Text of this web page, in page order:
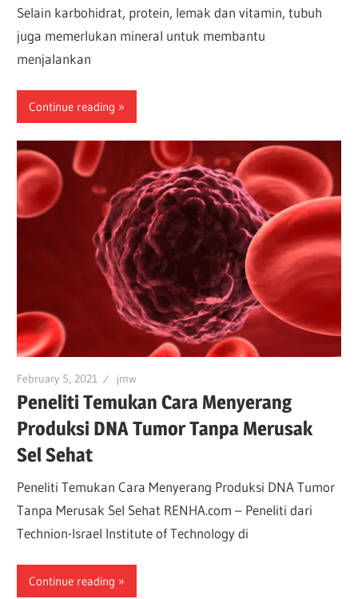
Selain karbohidrat, protein, lemak dan vitamin, tubuh
juga memerlukan mineral untuk membantu
menjalankan
Continue reading
February 5, 2021 jmw
Peneliti Temukan Cara Menyerang
Produksi DNA Tumor Tanpa Merusak
Sel Sehat
Peneliti Temukan Cara Menyerang Produksi DNA Tumor
Tanpa Merusak Sel Sehat RENHA.com – Peneliti dari
Technion-Israel Institute of Technology di
Continue reading